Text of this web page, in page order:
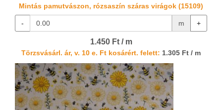
Mintás pamutvászon, rózsaszín száras virágok (15109)
- m +
1.450 Ft / m
Törzsvásárl. ár, v. 10 e. Ft kosárért. felett: 1.305 Ft / m